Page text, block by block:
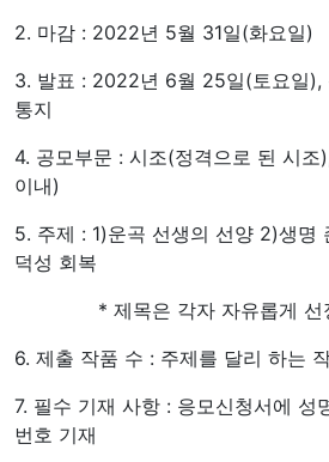
2. 마감 : 2022년 5월 31일(화요일)
3. 발표 : 2022년 6월 25일(토요일),
통지
4. 공모부문 : 시조(정격으로 된 시
이내)
5. 주제 : 1)운곡 선생의 선양 2)생명
덕성 회복
* 제목은 각자 자유롭게 선
6. 제출 작품 수 : 주제를 달리 하는
7. 필수 기재 사항 : 응모신청서에 성
번호 기재